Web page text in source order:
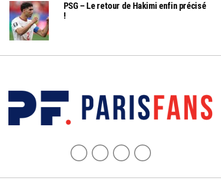
PSG – Le retour de Hakimi enfin précisé
!